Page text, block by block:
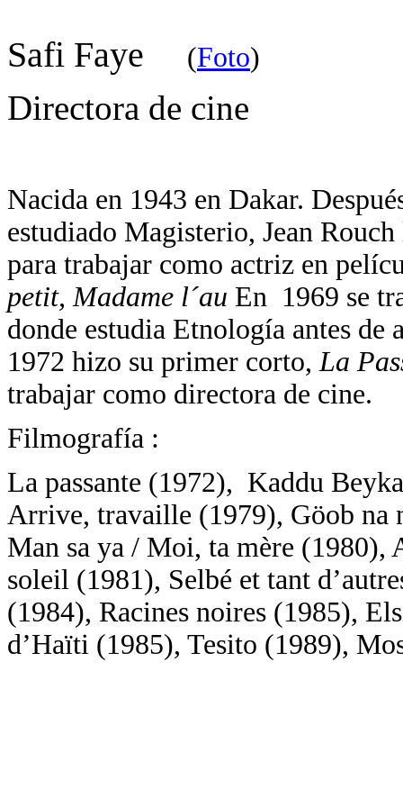
Safi Faye (Foto)
Directora de cine
Nacida en 1943 en Dakar.
estudiado Magisterio, Jean
para trabajar como actriz en
petit, Madame l´au En 1969 se
donde estudia Etnología antes
1972 hizo su primer corto,La
trabajar como directora de cine.
Filmografía :
La passante (1972), Kaddu
Arrive, travaille (1979), Göob na
Man sa ya / Moi, ta mère (1980),
soleil (1981), Selbé et tant
(1984), Racines noires (1985),
d’Haïti (1985), Tesito (1989),